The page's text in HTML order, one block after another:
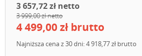
3 657,72 zł netto
3 999,00 zł netto
4 499,00 zł brutto
Najniższa cena z 30 dni: 4 918,77 zł brutto